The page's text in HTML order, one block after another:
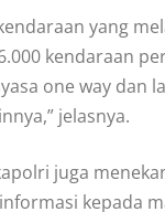
yang
kendaraan
one way dan
jelasnya.
juga
kepada